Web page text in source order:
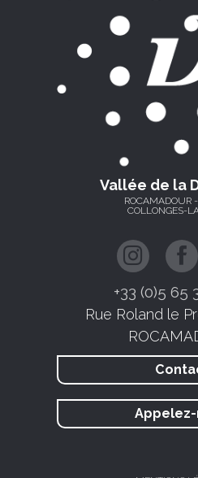
Vallée de la
ROCAMADOUR
COLLONGES-
+33 (0)5 65
Rue Roland le